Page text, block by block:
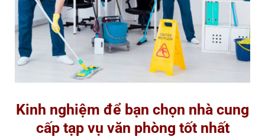
Kinh nghiệm để bạn chọn nhà cung
cấp tạp vụ văn phòng tốt nhất